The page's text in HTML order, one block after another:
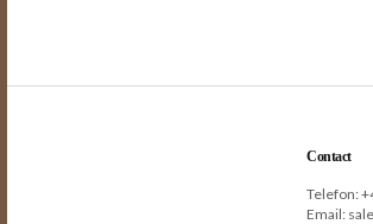
Contact
Telefon: +
Email: